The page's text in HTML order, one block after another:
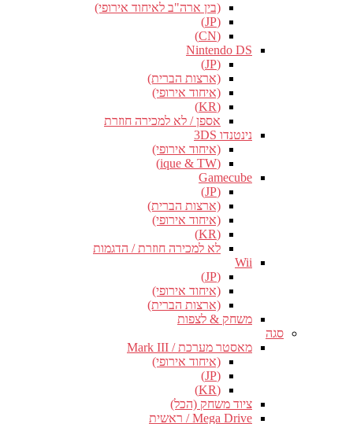
(בין ארה"ב לאיחוד אירופי)
(JP)
(CN)
Nintendo DS
(JP)
(ארצות הברית)
(איחוד אירופי)
(KR)
אספן / לא למכירה חוזרת
נינטנדו 3DS
(איחוד אירופי)
(ique & TW)
Gamecube
(JP)
(ארצות הברית)
(איחוד אירופי)
(KR)
לא למכירה חוזרת / הדגמות
Wii
(JP)
(איחוד אירופי)
(ארצות הברית)
משחק & לצפות
סגה
מאסטר מערכת / Mark III
(איחוד אירופי)
(JP)
(KR)
ציוד משחק (הכל)
Mega Drive / ראשית